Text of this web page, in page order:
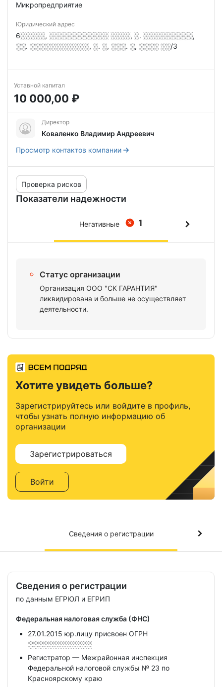
Микропредприятие
Юридический адрес
6░░░░░, ░░░░░░░░░░░░ ░░░░, ░. ░░░░░░░░░░,
░░. ░░░░░░░░░░░░, ░. ░, ░░░. ░, ░░░░ ░░/3
Уставной капитал
10 000,00 ₽
Директор
Коваленко Владимир Андреевич
Просмотр контактов компании
Показатели надежности
Проверка рисков
1
Негативные
Статус организации
Организация ООО "СК ГАРАНТИЯ"
ликвидирована и больше не осуществляет
деятельности.
Хотите увидеть больше?
Зарегистрируйтесь или войдите в профиль,
чтобы узнать полную информацию об
организации
Зарегистрироваться
Войти
Сведения о регистрации
Сведения о регистрации
по данным ЕГРЮЛ и ЕГРИП
Федеральная налоговая служба (ФНС)
27.01.2015 юр.лицу присвоен ОГРН
░░░░░░░░░░░░░
Регистратор — Межрайонная инспекция
Федеральной налоговой службы № 23 по
Красноярскому краю